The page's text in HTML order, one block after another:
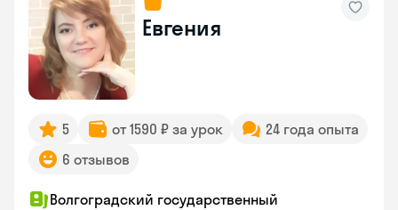
Евгения
5 от 1590 ₽ за урок
24 года опыта
6 отзывов
Волгоградский государственный